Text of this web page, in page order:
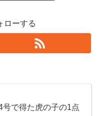
ローする
で得た虎の子の1点